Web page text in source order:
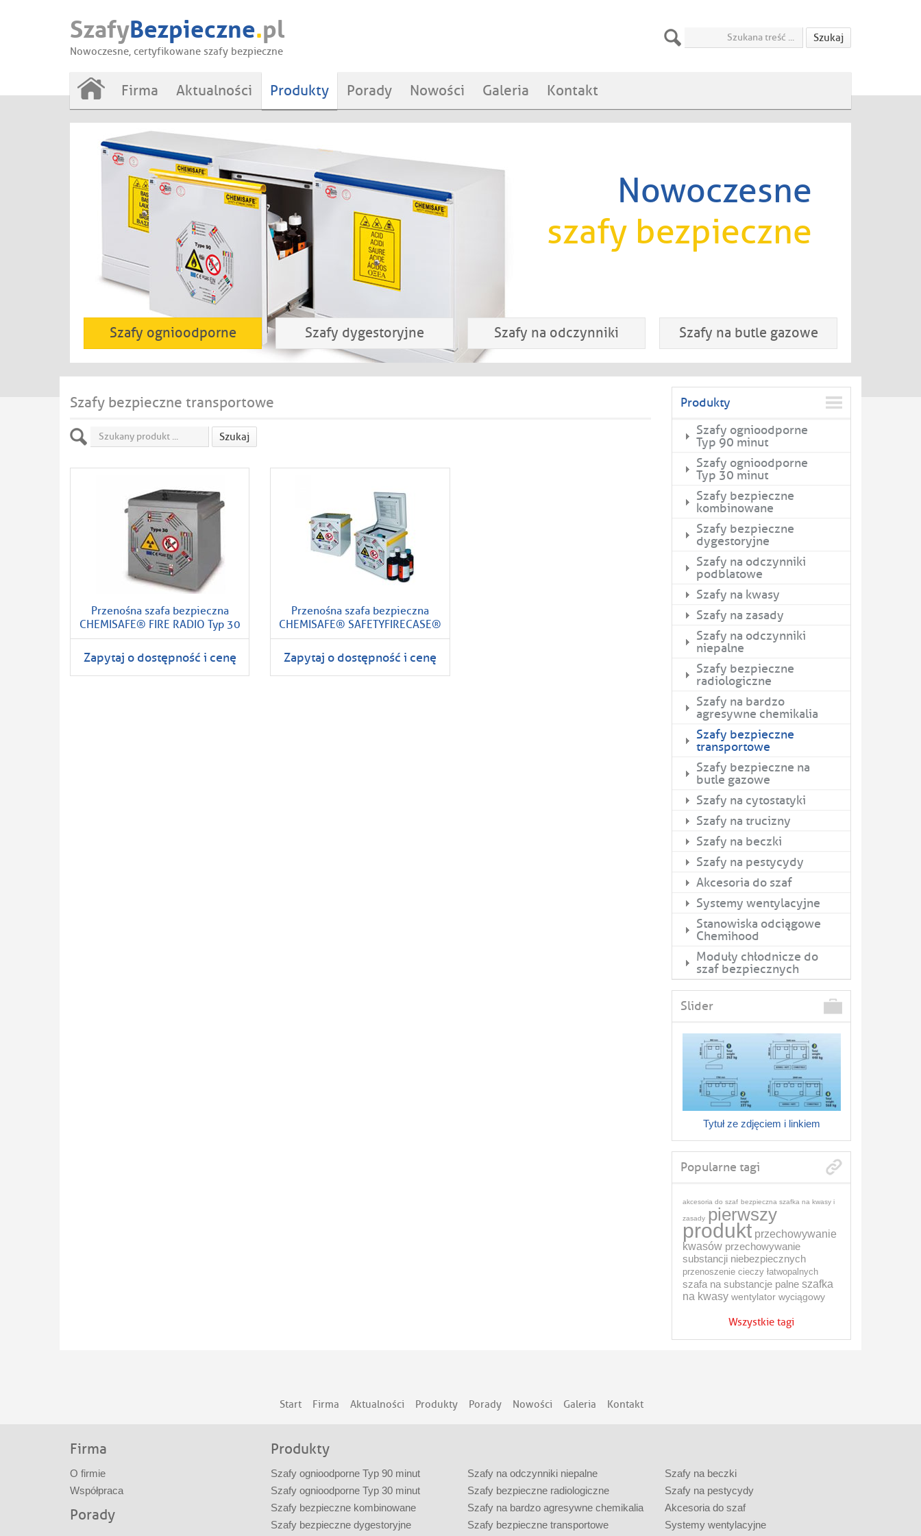
SzafyBezpieczne.pl
Nowoczesne, certyfikowane szafy bezpieczne
Szukaj
Firma Aktualności Produkty Porady Nowości Galeria Kontakt
Nowoczesne
szafy bezpieczne
Szafy ognioodporne Szafy dygestoryjne Szafy na odczynniki Szafy na butle gazowe
Szafy bezpieczne transportowe
Szukaj
Przenośna szafa bezpieczna
CHEMISAFE® FIRE RADIO Typ 30
Zapytaj o dostępność i cenę
Przenośna szafa bezpieczna
CHEMISAFE® SAFETYFIRECASE®
Zapytaj o dostępność i cenę
Produkty
Szafy ognioodporne
Typ 90 minut
Szafy ognioodporne
Typ 30 minut
Szafy bezpieczne
kombinowane
Szafy bezpieczne
dygestoryjne
Szafy na odczynniki
podblatowe
Szafy na kwasy
Szafy na zasady
Szafy na odczynniki
niepalne
Szafy bezpieczne
radiologiczne
Szafy na bardzo
agresywne chemikalia
Szafy bezpieczne
transportowe
Szafy bezpieczne na
butle gazowe
Szafy na cytostatyki
Szafy na trucizny
Szafy na beczki
Szafy na pestycydy
Akcesoria do szaf
Systemy wentylacyjne
Stanowiska odciągowe
Chemihood
Moduły chłodnicze do
szaf bezpiecznych
Slider
Tytuł ze zdjęciem i linkiem
Popularne tagi
akcesoria do szaf bezpieczna szafka na kwasy i
zasady pierwszy
produkt przechowywanie
kwasów przechowywanie
substancji niebezpiecznych
przenoszenie cieczy łatwopalnych
szafa na substancje palne szafka
na kwasy wentylator wyciągowy
Wszystkie tagi
Start Firma Aktualności Produkty Porady Nowości Galeria Kontakt
Firma
O firmie
Współpraca
Porady
Produkty
Szafy ognioodporne Typ 90 minut
Szafy ognioodporne Typ 30 minut
Szafy bezpieczne kombinowane
Szafy bezpieczne dygestoryjne
Szafy na odczynniki niepalne
Szafy bezpieczne radiologiczne
Szafy na bardzo agresywne chemikalia
Szafy bezpieczne transportowe
Szafy na beczki
Szafy na pestycydy
Akcesoria do szaf
Systemy wentylacyjne